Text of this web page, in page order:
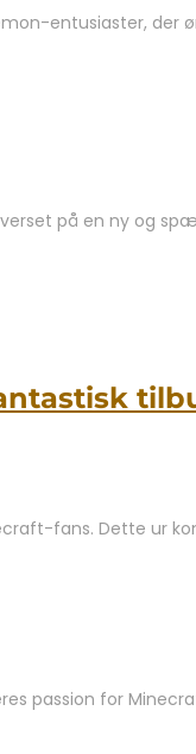
entusiaster,
på en ny og
fans. Dette ur
passion for